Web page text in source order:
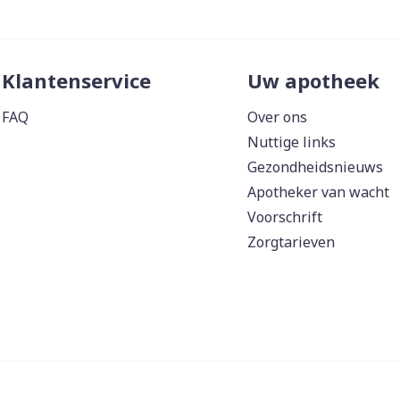
Klantenservice
FAQ
Uw apotheek
Over ons
Nuttige links
Gezondheidsnieuws
Apotheker van wacht
Voorschrift
Zorgtarieven